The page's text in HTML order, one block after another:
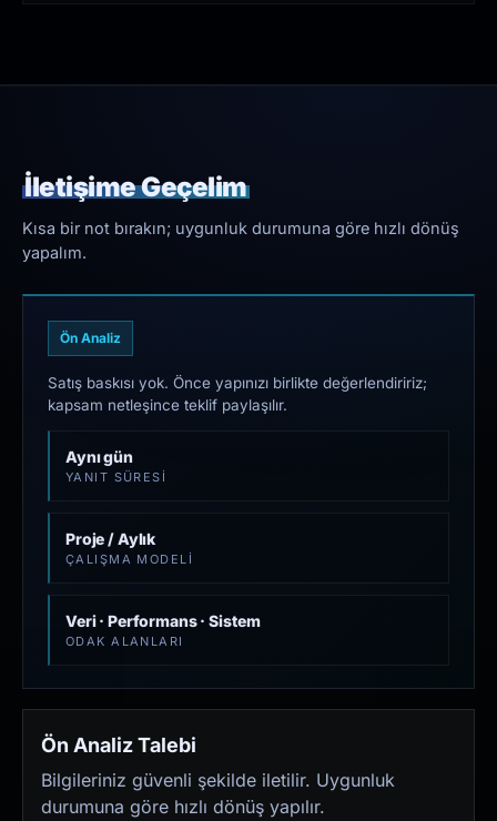
İletişime Geçelim
Kısa bir not bırakın; uygunluk durumuna göre hızlı dönüş
yapalım.
Ön Analiz
Satış baskısı yok. Önce yapınızı birlikte değerlendiririz;
kapsam netleşince teklif paylaşılır.
Aynı gün
YANIT SÜRESI
Proje / Aylık
ÇALIŞMA MODELI
Veri · Performans · Sistem
ODAK ALANLARI
Ön Analiz Talebi
Bilgileriniz güvenli şekilde iletilir. Uygunluk
durumuna göre hızlı dönüş yapılır.